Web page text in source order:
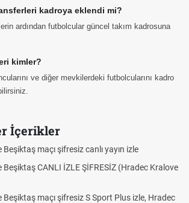
kadroya eklendi mi?
ardından futbolcular güncel takım kadrosuna
kimler?
ve diğer mevkilerdeki futbolcularını kadro
İçerikler
maçı şifresiz canlı yayın izle
CANLI İZLE ŞİFRESİZ (Hradec Kralove
maçı şifresiz S Sport Plus izle, Hradec